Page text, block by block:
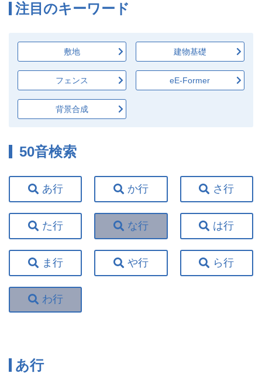
注目のキーワード
敷地 建物基礎
フェンス eE-Former
背景合成
50音検索
あ行 か行 さ行
た行 な行 は行
ま行 や行 ら行
わ行
あ行